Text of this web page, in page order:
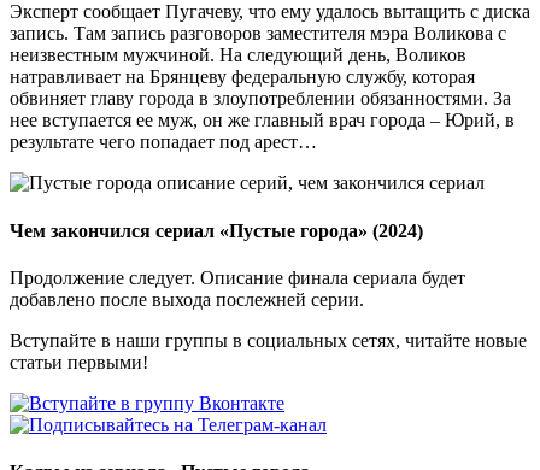
Эксперт сообщает Пугачеву, что ему удалось вытащить с диска
запись. Там запись разговоров заместителя мэра Воликова с
неизвестным мужчиной. На следующий день, Воликов
натравливает на Брянцеву федеральную службу, которая
обвиняет главу города в злоупотреблении обязанностями. За
нее вступается ее муж, он же главный врач города – Юрий, в
результате чего попадает под арест…
Чем закончился сериал «Пустые города» (2024)
Продолжение следует. Описание финала сериала будет
добавлено после выхода послежней серии.
Вступайте в наши группы в социальных сетях, читайте новые
статьи первыми!